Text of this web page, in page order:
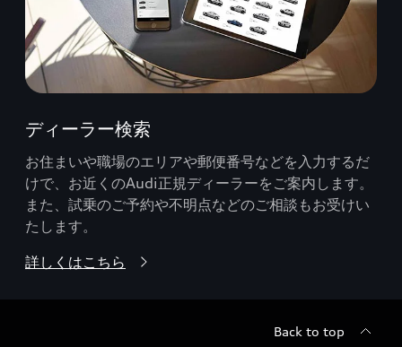
ディーラー検索
お住まいや職場のエリアや郵便番号などを入力するだ
けで、お近くのAudi正規ディーラーをご案内します。
また、試乗のご予約や不明点などのご相談もお受けい
たします。
詳しくはこちら
Back to top